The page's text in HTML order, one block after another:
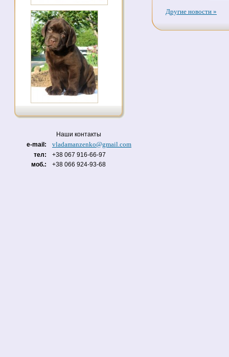
Наши контакты
e-mail:
vladamanzenko@gmail.com
тел:
+38 067 916-66-97
моб.:
+38 066 924-93-68
Другие новости »